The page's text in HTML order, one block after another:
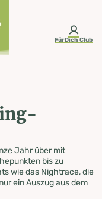
FürDich Club
Jahr über mit
bis zu
wie das Nightrace, die
ein Auszug aus dem